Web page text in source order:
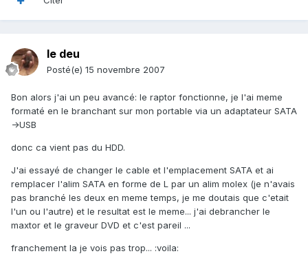
le deu
Posté(e) 15 novembre 2007
Bon alors j'ai un peu avancé: le raptor fonctionne, je l'ai meme
formaté en le branchant sur mon portable via un adaptateur SATA
->USB
donc ca vient pas du HDD.
J'ai essayé de changer le cable et l'emplacement SATA et ai
remplacer l'alim SATA en forme de L par un alim molex (je n'avais
pas branché les deux en meme temps, je me doutais que c'etait
l'un ou l'autre) et le resultat est le meme... j'ai debrancher le
maxtor et le graveur DVD et c'est pareil ...
franchement la je vois pas trop... :voila: